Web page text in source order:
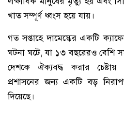
খাত সম্পূর্ণ ধ্বংস হয়ে যায়।
গত সপ্তাহে দামেস্কের একটি
ঘটনা ঘটে, যা ১৩ বছরেরও বেশি
দেশকে ঐক্যবদ্ধ করার
প্রশাসনের জন্য একটি বড়
দিয়েছে।